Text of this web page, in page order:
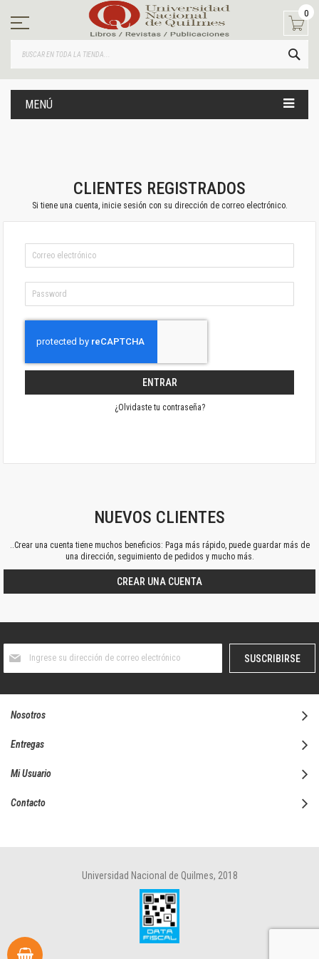
contenido
0
MENÚ
CLIENTES REGISTRADOS
Si tiene una cuenta, inicie sesión con su dirección de correo electrónico.
ENTRAR
¿Olvidaste tu contraseña?
NUEVOS CLIENTES
..Crear una cuenta tiene muchos beneficios: Paga más rápido, puede guardar más de
una dirección, seguimiento de pedidos y mucho más.
CREAR UNA CUENTA
boletín
SUSCRIBIRSE
Nosotros
Entregas
Mi Usuario
Contacto
Universidad Nacional de Quilmes, 2018